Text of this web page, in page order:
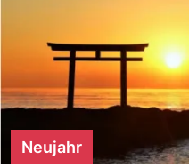
Neujahr